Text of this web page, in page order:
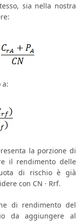
sia nella nostra
la porzione di
il rendimento delle
di rischio è già
con CN · Rrf.
di rendimento del
da aggiungere al